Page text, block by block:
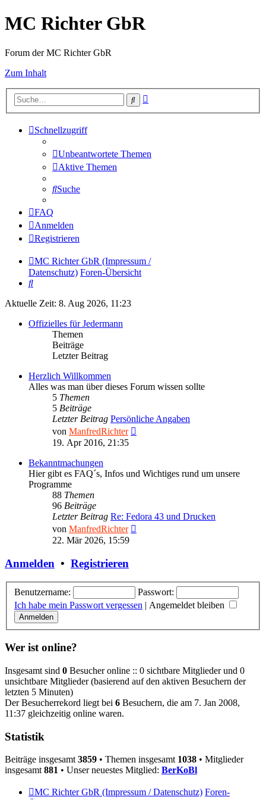
MC Richter GbR
Forum der MC Richter GbR
Zum Inhalt
Suche
Schnellzugriff
Unbeantwortete Themen
Aktive Themen
Suche
FAQ
Anmelden
Registrieren
MC Richter GbR (Impressum /
Datenschutz) Foren-Übersicht
Suche
Aktuelle Zeit: 8. Aug 2026, 11:23
Offizielles für Jedermann
Themen
Beiträge
Letzter Beitrag
Herzlich Willkommen
Alles was man über dieses Forum wissen sollte
5 Themen
5 Beiträge
Letzter Beitrag Persönliche Angaben
von ManfredRichter
19. Apr 2016, 21:35
Bekanntmachungen
Hier gibt es FAQ´s, Infos und Wichtiges rund um unsere
Programme
88 Themen
96 Beiträge
Letzter Beitrag Re: Fedora 43 und Drucken
von ManfredRichter
22. Mär 2026, 15:59
Anmelden • Registrieren
Benutzername:
Passwort:
Ich habe mein Passwort vergessen | Angemeldet bleiben
Wer ist online?
Insgesamt sind 0 Besucher online :: 0 sichtbare Mitglieder und 0
unsichtbare Mitglieder (basierend auf den aktiven Besuchern der
letzten 5 Minuten)
Der Besucherrekord liegt bei 6 Besuchern, die am 7. Jan 2008,
11:37 gleichzeitig online waren.
Statistik
Beiträge insgesamt 3859 • Themen insgesamt 1038 • Mitglieder
insgesamt 881 • Unser neuestes Mitglied: BerKoBl
MC Richter GbR (Impressum / Datenschutz) Foren-